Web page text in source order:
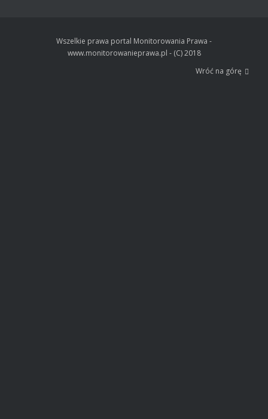
Wszelkie prawa portal Monitorowania Prawa -
www.monitorowanieprawa.pl - (C) 2018
Wróć na górę